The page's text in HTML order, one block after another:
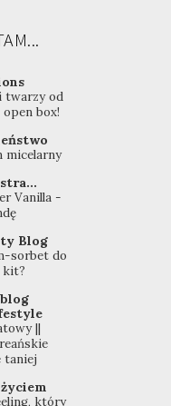
twarzy od
box!
micelarny
Vanilla -
Blog
sorbet do
kit?
||
taniej
który